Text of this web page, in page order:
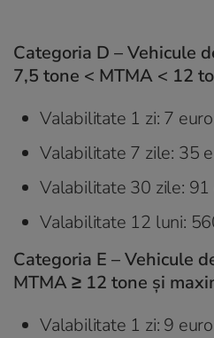
Categoria D – Vehicule
7,5 tone < MTMA < 12
Valabilitate 1 zi: 7 euro
Valabilitate 7 zile: 35
Valabilitate 30 zile: 91
Valabilitate 12 luni:
Categoria E – Vehicule
MTMA ≥ 12 tone și
Valabilitate 1 zi: 9 euro